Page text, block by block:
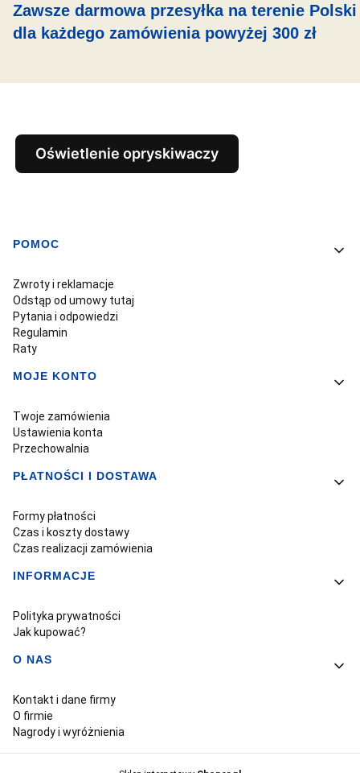
Zawsze darmowa przesyłka na terenie Polski
dla każdego zamówienia powyżej 300 zł
Oświetlenie opryskiwaczy
Linki w stopce
POMOC
Zwroty i reklamacje
Odstąp od umowy tutaj
Pytania i odpowiedzi
Regulamin
Raty
MOJE KONTO
Twoje zamówienia
Ustawienia konta
Przechowalnia
PŁATNOŚCI I DOSTAWA
Formy płatności
Czas i koszty dostawy
Czas realizacji zamówienia
INFORMACJE
Polityka prywatności
Jak kupować?
O NAS
Kontakt i dane firmy
O firmie
Nagrody i wyróżnienia